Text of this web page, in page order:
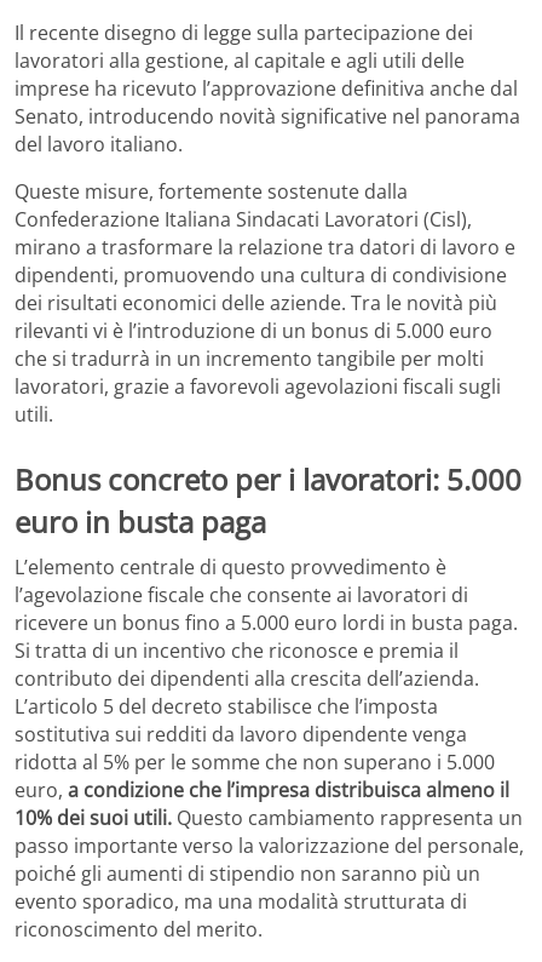
Il recente disegno di legge sulla partecipazione dei
lavoratori alla gestione, al capitale e agli utili delle
imprese ha ricevuto l’approvazione definitiva anche dal
Senato, introducendo novità significative nel panorama
del lavoro italiano.
Queste misure, fortemente sostenute dalla
Confederazione Italiana Sindacati Lavoratori (Cisl),
mirano a trasformare la relazione tra datori di lavoro e
dipendenti, promuovendo una cultura di condivisione
dei risultati economici delle aziende. Tra le novità più
rilevanti vi è l’introduzione di un bonus di 5.000 euro
che si tradurrà in un incremento tangibile per molti
lavoratori, grazie a favorevoli agevolazioni fiscali sugli
utili.
Bonus concreto per i lavoratori: 5.000
euro in busta paga
L’elemento centrale di questo provvedimento è
l’agevolazione fiscale che consente ai lavoratori di
ricevere un bonus fino a 5.000 euro lordi in busta paga.
Si tratta di un incentivo che riconosce e premia il
contributo dei dipendenti alla crescita dell’azienda.
L’articolo 5 del decreto stabilisce che l’imposta
sostitutiva sui redditi da lavoro dipendente venga
ridotta al 5% per le somme che non superano i 5.000
euro, a condizione che l’impresa distribuisca almeno il
10% dei suoi utili. Questo cambiamento rappresenta un
passo importante verso la valorizzazione del personale,
poiché gli aumenti di stipendio non saranno più un
evento sporadico, ma una modalità strutturata di
riconoscimento del merito.